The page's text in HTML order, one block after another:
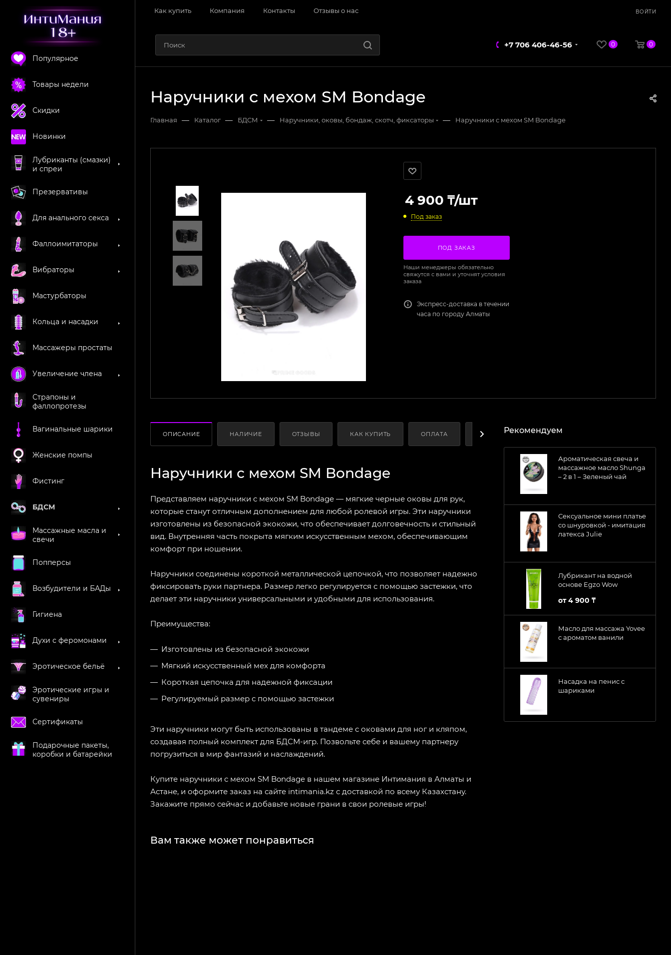
Как купить Компания Контакты Отзывы о нас ВОЙТИ
0 0
+7 706 406-46-56
Популярное
Товары недели
Скидки
Новинки
Лубриканты (смазки)
и спреи
Презервативы
Для анального секса
Фаллоимитаторы
Вибраторы
Мастурбаторы
Кольца и насадки
Массажеры простаты
Увеличение члена
Страпоны и
фаллопротезы
Вагинальные шарики
Женские помпы
Фистинг
БДСМ
Массажные масла и
свечи
Попперсы
Возбудители и БАДы
Гигиена
Духи с феромонами
Эротическое бельё
Эротические игры и
сувениры
Сертификаты
Подарочные пакеты,
коробки и батарейки
Наручники с мехом SM Bondage
Главная — Каталог — БДСМ — Наручники, оковы, бондаж, скотч, фиксаторы — Наручники с мехом SM Bondage
4 900 ₸/шт
Под заказ
ПОД ЗАКАЗ
Наши менеджеры обязательно
свяжутся с вами и уточнят условия
заказа
Экспресс-доставка в течении
часа по городу Алматы
ОПИСАНИЕ НАЛИЧИЕ ОТЗЫВЫ КАК КУПИТЬ ОПЛАТА ДОСТАВКА
Наручники с мехом SM Bondage
Представляем наручники с мехом SM Bondage — мягкие черные оковы для рук,
которые станут отличным дополнением для любой ролевой игры. Эти наручники
изготовлены из безопасной экокожи, что обеспечивает долговечность и стильный
вид. Внутренняя часть покрыта мягким искусственным мехом, обеспечивающим
комфорт при ношении.
Наручники соединены короткой металлической цепочкой, что позволяет надежно
фиксировать руки партнера. Размер легко регулируется с помощью застежки, что
делает эти наручники универсальными и удобными для использования.
Преимущества:
Изготовлены из безопасной экокожи
Мягкий искусственный мех для комфорта
Короткая цепочка для надежной фиксации
Регулируемый размер с помощью застежки
Эти наручники могут быть использованы в тандеме с оковами для ног и кляпом,
создавая полный комплект для БДСМ-игр. Позвольте себе и вашему партнеру
погрузиться в мир фантазий и наслаждений.
Купите наручники с мехом SM Bondage в нашем магазине Интимания в Алматы и
Астане, и оформите заказ на сайте intimania.kz с доставкой по всему Казахстану.
Закажите прямо сейчас и добавьте новые грани в свои ролевые игры!
Вам также может понравиться
Рекомендуем
Ароматическая свеча и
массажное масло Shunga
– 2 в 1 – Зеленый чай
Сексуальное мини платье
со шнуровкой - имитация
латекса Julie
Лубрикант на водной
основе Egzo Wow
от4 900 ₸
Масло для массажа Yovee
с ароматом ванили
Насадка на пенис с
шариками